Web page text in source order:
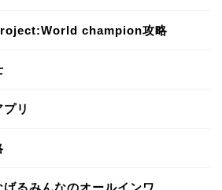
champion攻略
リ
るみんなのオールインワ